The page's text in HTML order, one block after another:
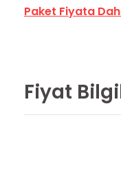
Paket Fiyata
Fiyat